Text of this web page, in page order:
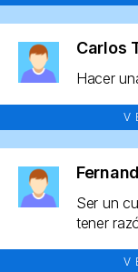
Carlos
Hacer
Ser un
tener